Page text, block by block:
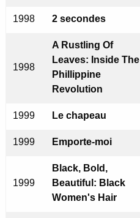
1998 2 secondes
1998
A Rustling Of
Leaves: Inside The
Phillippine
Revolution
1999 Le chapeau
1999 Emporte-moi
1999
Black, Bold,
Beautiful: Black
Women's Hair